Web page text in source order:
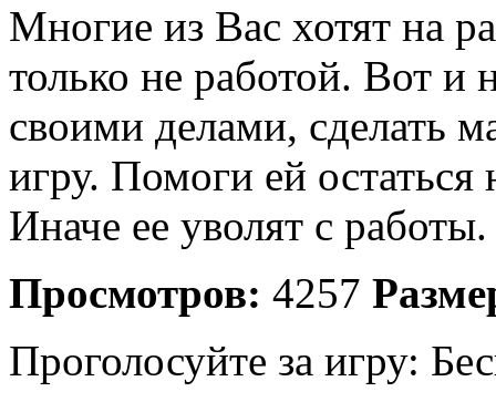
Многие из Вас хотят на
только не работой. Вот и
своими делами, сделать
игру. Помоги ей
Иначе ее уволят с работы.
Просмотров: 4257
Проголосуйте за игру: